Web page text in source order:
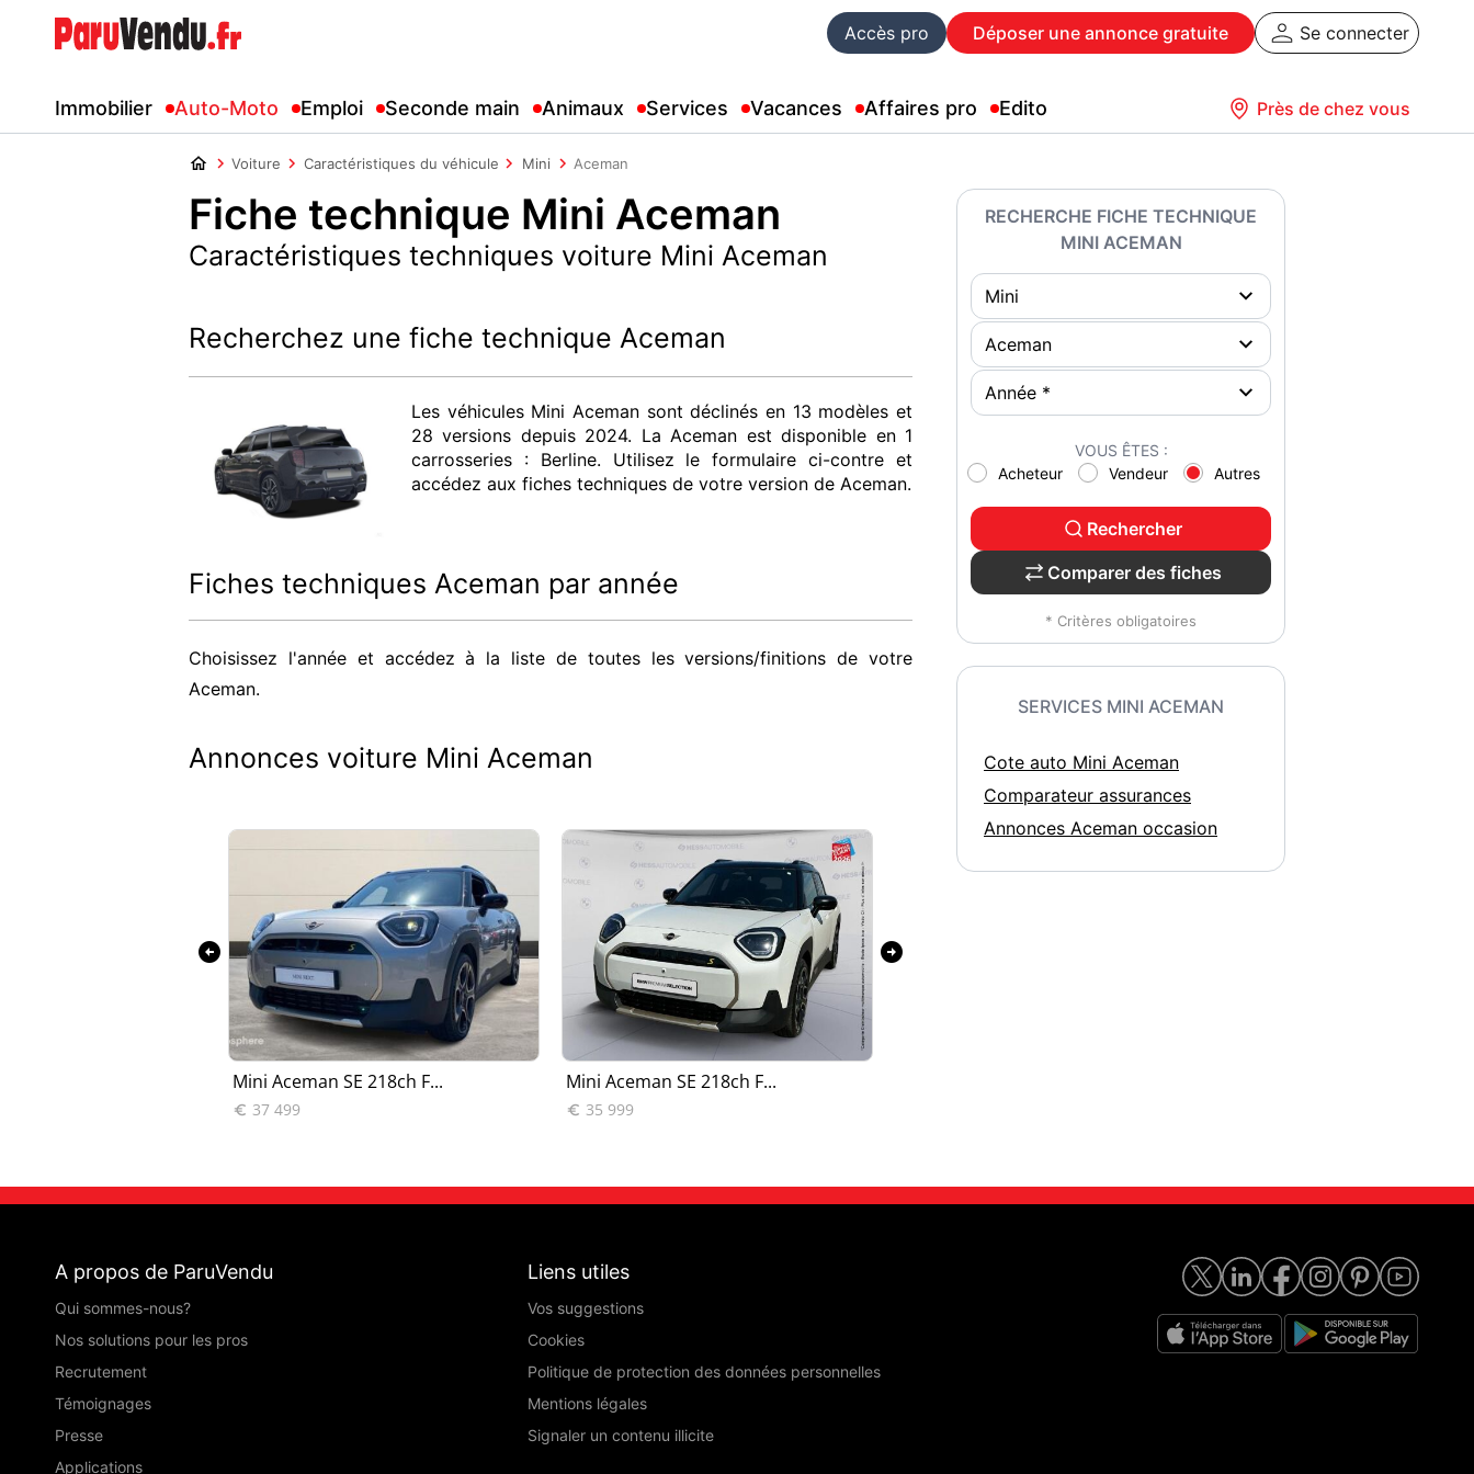
Accès pro Déposer une annonce gratuite Se connecter
Immobilier Auto-Moto Emploi Seconde main Animaux Services Vacances Affaires pro Edito Près de chez vous
Voiture Caractéristiques du véhicule Mini Aceman
Fiche technique Mini Aceman
Caractéristiques techniques voiture Mini Aceman
Recherchez une fiche technique Aceman
Les véhicules Mini Aceman sont déclinés en 13 modèles et
28 versions depuis 2024. La Aceman est disponible en 1
carrosseries : Berline. Utilisez le formulaire ci-contre et
accédez aux fiches techniques de votre version de Aceman.
Fiches techniques Aceman par année
Choisissez l'année et accédez à la liste de toutes les versions/finitions de votre
Aceman.
Annonces voiture Mini Aceman
Mini Aceman SE 218ch F...
 37 499
Mini Aceman SE 218ch F...
 35 999
arrow_circle_left arrow_circle_right
RECHERCHE FICHE TECHNIQUE
MINI ACEMAN
VOUS ÊTES :
Acheteur
Vendeur Autres
Rechercher
Comparer des fiches
* Critères obligatoires
SERVICES MINI ACEMAN
Cote auto Mini Aceman
Comparateur assurances
Annonces Aceman occasion
A propos de ParuVendu
Qui sommes-nous?
Nos solutions pour les pros
Recrutement
Témoignages
Presse
Applications
Liens utiles
Vos suggestions
Cookies
Politique de protection des données personnelles
Mentions légales
Signaler un contenu illicite